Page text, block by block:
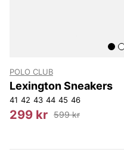
POLO CLUB
Lexington Sneakers
41 42 43 44 45 46
299 kr 599 kr